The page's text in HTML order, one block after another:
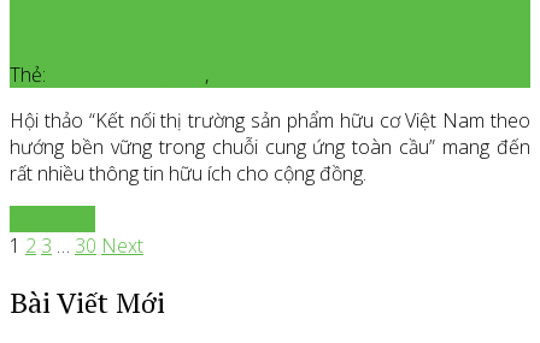
Thẻ:
,
Hội thảo “Kết nối thị trường sản phẩm hữu cơ Việt Nam theo
hướng bền vững trong chuỗi cung ứng toàn cầu” mang đến
rất nhiều thông tin hữu ích cho cộng đồng.
1 2 3 … 30 Next
Bài Viết Mới